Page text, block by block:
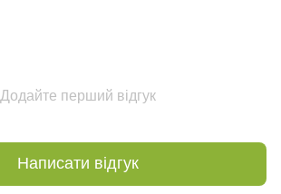
Додайте перший відгук
Написати відгук